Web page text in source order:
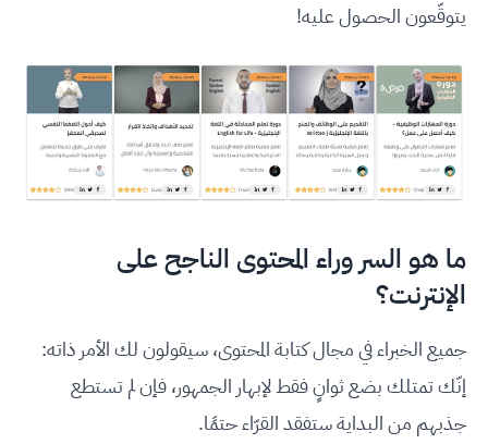
يتوقّعون الحصول عليه!
ما هو السر وراء المحتوى الناجح على
الإنترنت؟
جميع الخبراء في مجال كتابة المحتوى، سيقولون لك الأمر ذاته:
إنّك تمتلك بضع ثوانٍ فقط لإبهار الجمهور، فإن لم تستطع
جذبهم من البداية ستفقد القرّاء حتمًا.